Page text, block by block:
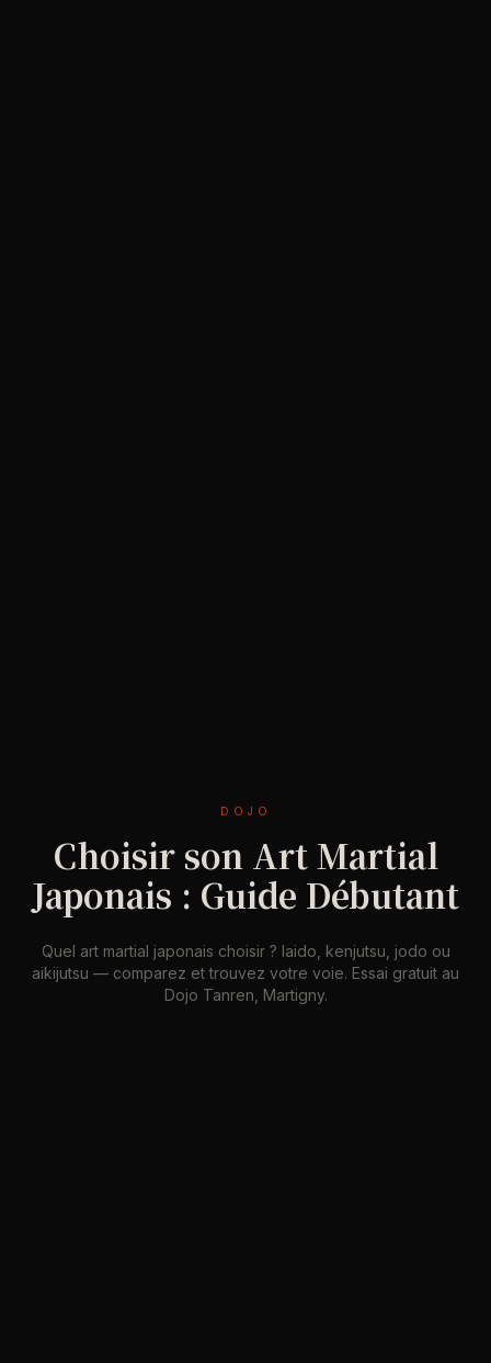
DOJO
Choisir son Art Martial
Japonais : Guide Débutant
Quel art martial japonais choisir ? Iaido, kenjutsu, jodo ou
aikijutsu — comparez et trouvez votre voie. Essai gratuit au
Dojo Tanren, Martigny.